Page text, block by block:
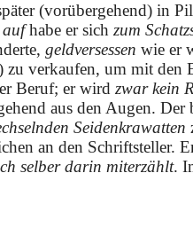
(vor­über­ge­hend) in
ha­be er sich zum
geld­ver­ses­sen wie er
ver­kau­fen, um mit den
Be­ruf; er wird zwar kein
aus den Au­gen.
Sei­den­kra­wat­ten
an den Schrift­stel­ler.
sel­ber dar­in mit­er­zählt.